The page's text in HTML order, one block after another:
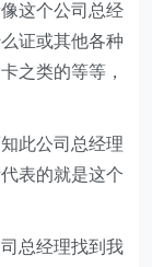
这个公司总经
证或其他各种
之类的等等，
此公司总经理
表的就是这个
总经理找到我